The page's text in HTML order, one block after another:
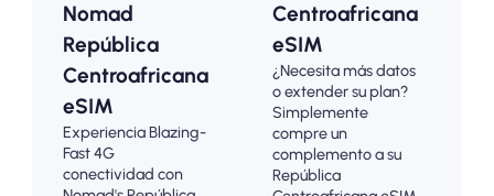
Nomad
República
Centroafricana
eSIM
Experiencia Blazing-
Fast 4G
conectividad con
Centroafricana
eSIM
¿Necesita más datos
o extender su plan?
Simplemente
compre un
complemento a su
República